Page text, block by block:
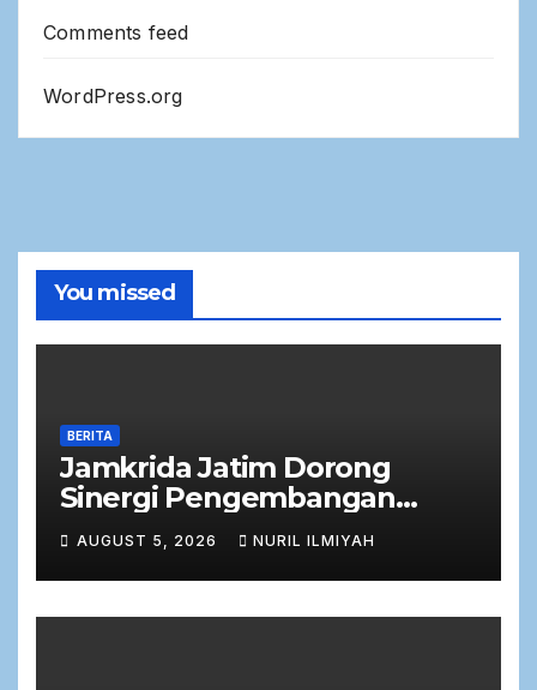
Comments feed
WordPress.org
You missed
BERITA
Jamkrida Jatim Dorong
Sinergi Pengembangan
Potensi Petani Cabai
bersama Bank Jatim
AUGUST 5, 2026 NURIL ILMIYAH